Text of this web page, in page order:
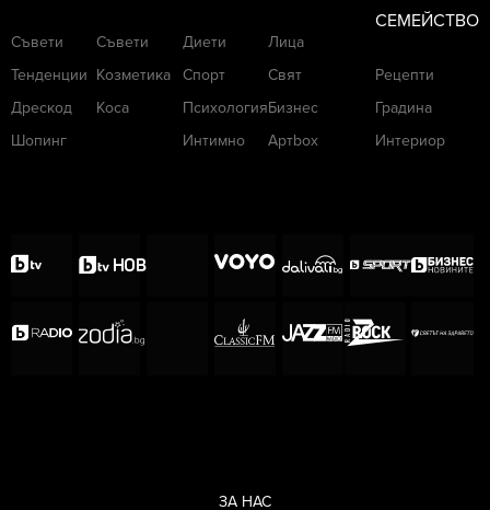
Съвети
Тенденции
Дрескод
Шопинг
Съвети
Козметика
Коса
Диети
Спорт
Психология
Интимно
Лица
Свят
Бизнес
Артbox
СЕМЕЙСТВО
Рецепти
Градина
Интериор
ЗА НАС